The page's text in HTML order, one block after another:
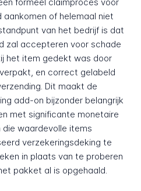
of helemaal niet
van het bedrijf is dat
zal accepteren voor schade
het item gedekt was door
en correct gelabeld
Dit maakt de
add-on bijzonder belangrijk
met significante monetaire
waardevolle items
verzekeringsdeking te
in plaats van te proberen
pakket al is opgehaald.